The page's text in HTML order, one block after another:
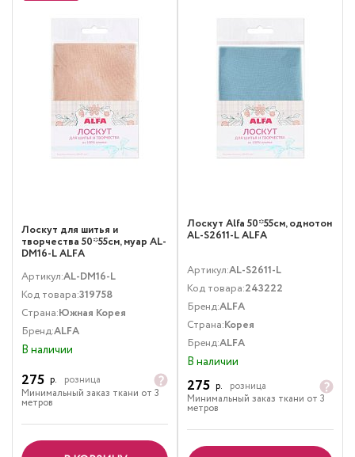
Лоскут для шитья и
творчества 50*55см, муар AL-
DM16-L ALFA
Артикул:AL-DM16-L
Код товара:319758
Страна:Южная Корея
Бренд:ALFA
В наличии
275 р.
розница
Минимальный заказ ткани от 3
метров
Лоскут Alfa 50*55см, однотон
AL-S2611-L ALFA
Артикул:AL-S2611-L
Код товара:243222
Бренд:ALFA
Страна:Корея
Бренд:ALFA
В наличии
275 р.
розница
Минимальный заказ ткани от 3
метров